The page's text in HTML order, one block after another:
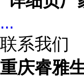
...
联系我们
重庆睿雅